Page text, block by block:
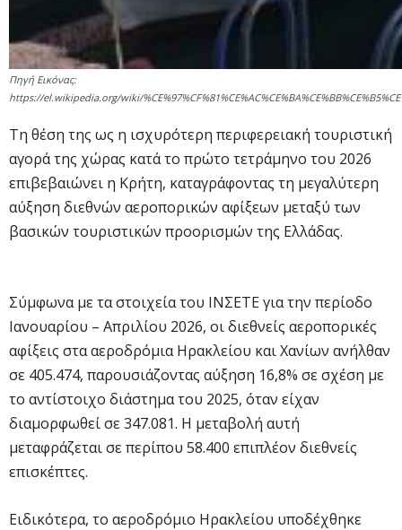
Πηγή Εικόνας:
https://el.wikipedia.org/wiki/
Τη θέση της ως η ισχυρότερη περιφερειακή τουριστική
αγορά της χώρας κατά το πρώτο τετράμηνο του 2026
επιβεβαιώνει η Κρήτη, καταγράφοντας τη μεγαλύτερη
αύξηση διεθνών αεροπορικών αφίξεων μεταξύ των
βασικών τουριστικών προορισμών της Ελλάδας.
Σύμφωνα με τα στοιχεία του ΙΝΣΕΤΕ για την περίοδο
Ιανουαρίου – Απριλίου 2026, οι διεθνείς αεροπορικές
αφίξεις στα αεροδρόμια Ηρακλείου και Χανίων ανήλθαν
σε 405.474, παρουσιάζοντας αύξηση 16,8% σε σχέση με
το αντίστοιχο διάστημα του 2025, όταν είχαν
διαμορφωθεί σε 347.081. Η μεταβολή αυτή
μεταφράζεται σε περίπου 58.400 επιπλέον διεθνείς
επισκέπτες.
Ειδικότερα, το αεροδρόμιο Ηρακλείου υποδέχθηκε